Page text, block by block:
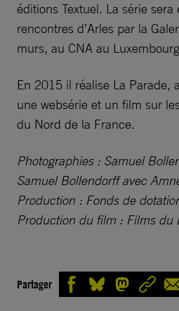
éditions Textuel. La série sera
rencontres d’Arles par la
murs, au CNA au
En 2015 il réalise La Parade,
une websérie et un film sur
du Nord de la France.
Photographies : Samuel
Samuel Bollendorff avec
Production : Fonds de
Production du film : Films du
Partager